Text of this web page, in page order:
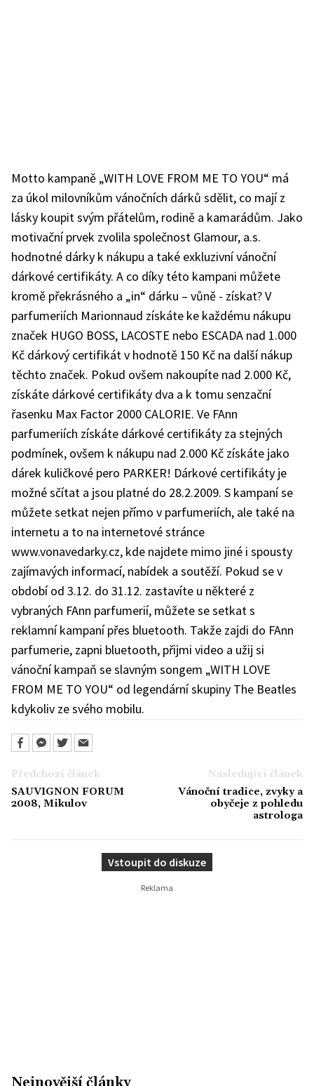
Motto kampaně „WITH LOVE FROM ME TO YOU“ má
za úkol milovníkům vánočních dárků sdělit, co mají z
lásky koupit svým přátelům, rodině a kamarádům. Jako
motivační prvek zvolila společnost Glamour, a.s.
hodnotné dárky k nákupu a také exkluzivní vánoční
dárkové certifikáty. A co díky této kampani můžete
kromě překrásného a „in“ dárku – vůně - získat? V
parfumeriích Marionnaud získáte ke každému nákupu
značek HUGO BOSS, LACOSTE nebo ESCADA nad 1.000
Kč dárkový certifikát v hodnotě 150 Kč na další nákup
těchto značek. Pokud ovšem nakoupíte nad 2.000 Kč,
získáte dárkové certifikáty dva a k tomu senzační
řasenku Max Factor 2000 CALORIE. Ve FAnn
parfumeriích získáte dárkové certifikáty za stejných
podmínek, ovšem k nákupu nad 2.000 Kč získáte jako
dárek kuličkové pero PARKER! Dárkové certifikáty je
možné sčítat a jsou platné do 28.2.2009. S kampaní se
můžete setkat nejen přímo v parfumeriích, ale také na
internetu a to na internetové stránce
www.vonavedarky.cz, kde najdete mimo jiné i spousty
zajímavých informací, nabídek a soutěží. Pokud se v
období od 3.12. do 31.12. zastavíte u některé z
vybraných FAnn parfumerií, můžete se setkat s
reklamní kampaní přes bluetooth. Takže zajdi do FAnn
parfumerie, zapni bluetooth, přijmi video a užij si
vánoční kampaň se slavným songem „WITH LOVE
FROM ME TO YOU“ od legendární skupiny The Beatles
kdykoliv ze svého mobilu.
Předchozí článek
SAUVIGNON FORUM
2008, Mikulov
Následující článek
Vánoční tradice, zvyky a
obyčeje z pohledu
astrologa
Vstoupit do diskuze